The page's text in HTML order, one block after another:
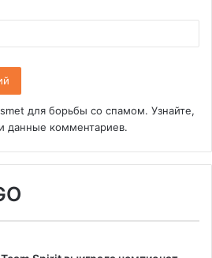
для борьбы со спамом. Узнайте,
данные комментариев.